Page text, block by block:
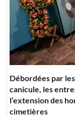
Débordées par
canicule, les
l’extension des
cimetières